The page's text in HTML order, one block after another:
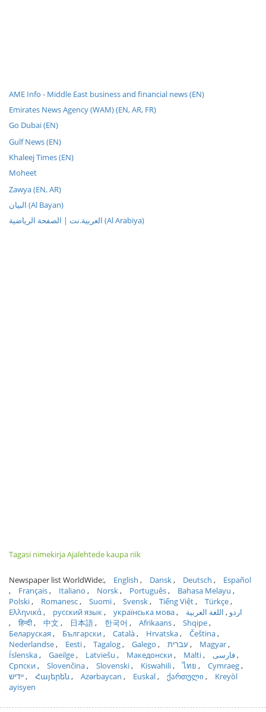
AME Info - Middle East business and financial news (EN)
Emirates News Agency (WAM) (EN, AR, FR)
Go Dubai (EN)
Gulf News (EN)
Khaleej Times (EN)
Moheet
Zawya (EN, AR)
البيان (Al Bayan)
العربية.نت | الصفحة الرياضية (Al Arabiya)
Tagasi nimekirja Ajalehtede kaupa riik
Newspaper list WorldWide: English Dansk Deutsch
Español
Français
Italiano Norsk Português
Bahasa Melayu
Polski
Romanesc Suomi Svensk Tiếng Việt
Türkçe
Ελληνικά
русский язык українська мова اردو
اللغة العربية
हिन्दी
中文 日本語 한국어 Afrikaans
Shqipe
Беларуская
Български Català Hrvatska
Čeština
Nederlandse
Eesti Tagalog Galego עברית
Magyar
Íslenska
Gaeilge Latviešu Македонски Malti
فارسی
Српски
Slovenčina Slovenski Kiswahili ไทย
Cymraeg
ייִדיש
Հայերեն Azərbaycan Euskal ქართული
Kreyòl
ayisyen